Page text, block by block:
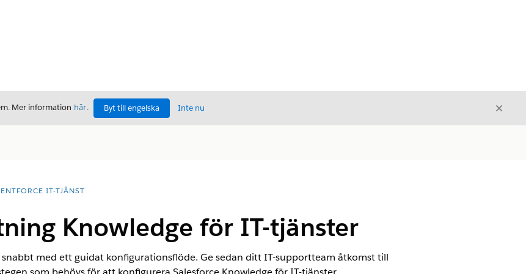
Mer information här. Byt till engelska Inte nu Stäng
IT-TJÄNST
Knowledge för IT-tjänster
snabbt med ett guidat konfigurationsflöde. Ge sedan ditt IT-supportteam åtkomst till